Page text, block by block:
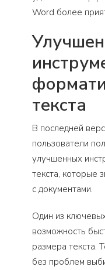
Word более
текста
В последней
пользователи
улучшенных
текста, которые
с документами.
Один из
возможность
размера текста.
без проблем